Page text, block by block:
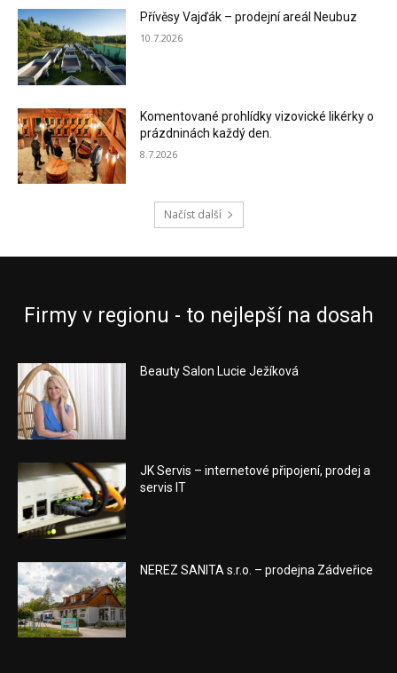
Přívěsy Vajďák – prodejní areál Neubuz
10.7.2026
Komentované prohlídky vizovické likérky o
prázdninách každý den.
8.7.2026
Načíst další
Firmy v regionu - to nejlepší na dosah
Beauty Salon Lucie Ježíková
JK Servis – internetové připojení, prodej a
servis IT
NEREZ SANITA s.r.o. – prodejna Zádveřice